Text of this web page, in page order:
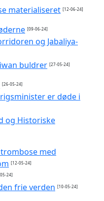
materialiseret [12-06-24]
[09-06-24]
og Jabaliya-
buldrer [27-05-24]
[26-05-24]
er døde i
og Historiske
med
[12-05-24]
24]
frie verden [10-05-24]